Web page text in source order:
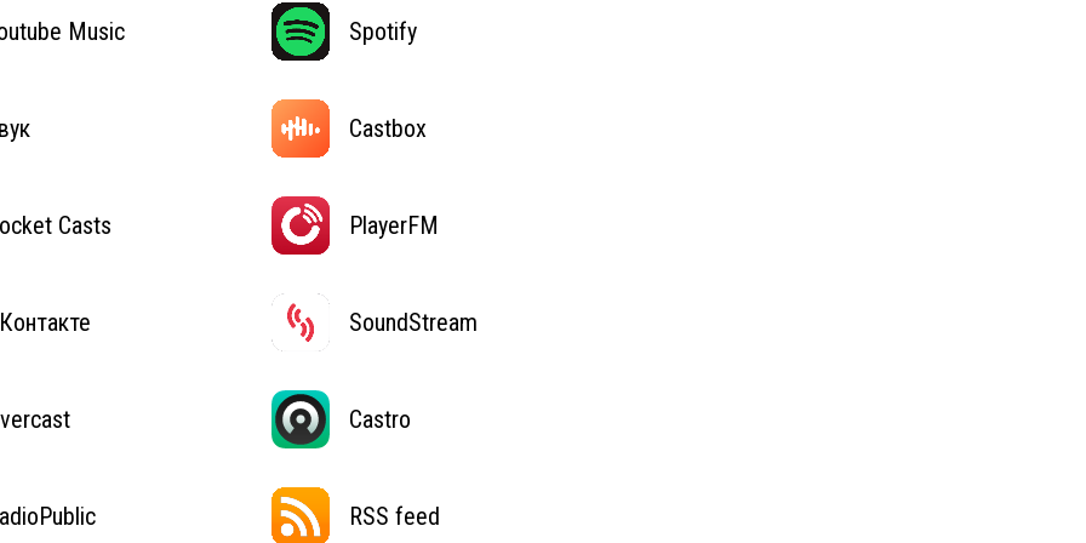
Music Spotify
Castbox
Casts PlayerFM
SoundStream
Castro
RSS feed